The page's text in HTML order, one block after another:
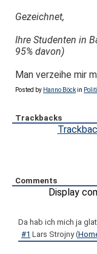
Gezeichnet,
Ihre Studenten in
95% davon)
Man verzeihe mir
Posted by Hanno Böckin
Trackbacks
Comments
Display
Da hab ich mich ja
#1 Lars Strojny(